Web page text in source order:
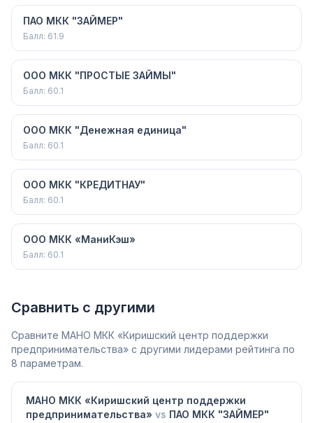
ПАО МКК "ЗАЙМЕР"
Балл: 61.9
ООО МКК "ПРОСТЫЕ ЗАЙМЫ"
Балл: 60.1
ООО МКК "Денежная единица"
Балл: 60.1
ООО МКК "КРЕДИТНАУ"
Балл: 60.1
ООО МКК «МаниКэш»
Балл: 60.1
Сравнить с другими
Сравните МАНО МКК «Киришский центр поддержки
предпринимательства» с другими лидерами рейтинга по
8 параметрам.
МАНО МКК «Киришский центр поддержки
предпринимательства» vs ПАО МКК "ЗАЙМЕР"